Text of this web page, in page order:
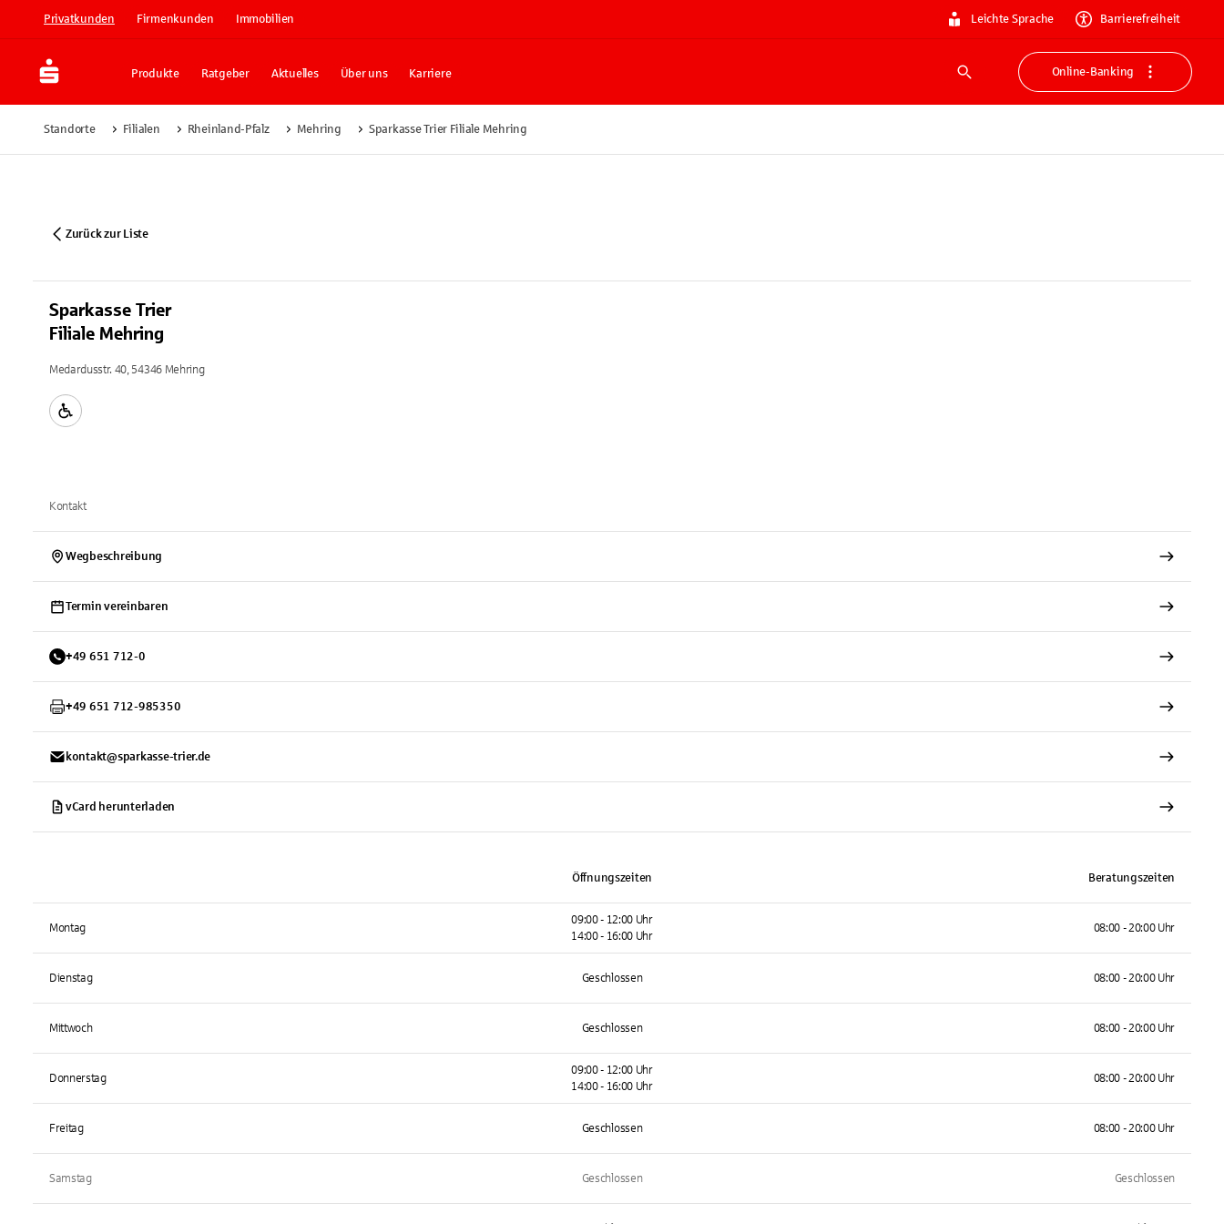
Privatkunden Firmenkunden Immobilien Leichte Sprache Barrierefreiheit
Produkte Ratgeber Aktuelles Über uns Karriere
Suche
Online-Banking
Standorte Filialen Rheinland-Pfalz Mehring Sparkasse Trier Filiale Mehring
Zurück zur Liste
Sparkasse Trier
Filiale Mehring
Medardusstr. 40, 54346 Mehring
Kontakt
Wegbeschreibung
Termin vereinbaren
+49 651 712-0
+49 651 712-985350
kontakt@sparkasse-trier.de
vCard herunterladen
Öffnungszeiten Beratungszeiten
Montag
09:00 - 12:00 Uhr
14:00 - 16:00 Uhr
08:00 - 20:00 Uhr
Dienstag Geschlossen 08:00 - 20:00 Uhr
Mittwoch Geschlossen 08:00 - 20:00 Uhr
Donnerstag
09:00 - 12:00 Uhr
14:00 - 16:00 Uhr
08:00 - 20:00 Uhr
Freitag Geschlossen 08:00 - 20:00 Uhr
Samstag Geschlossen Geschlossen